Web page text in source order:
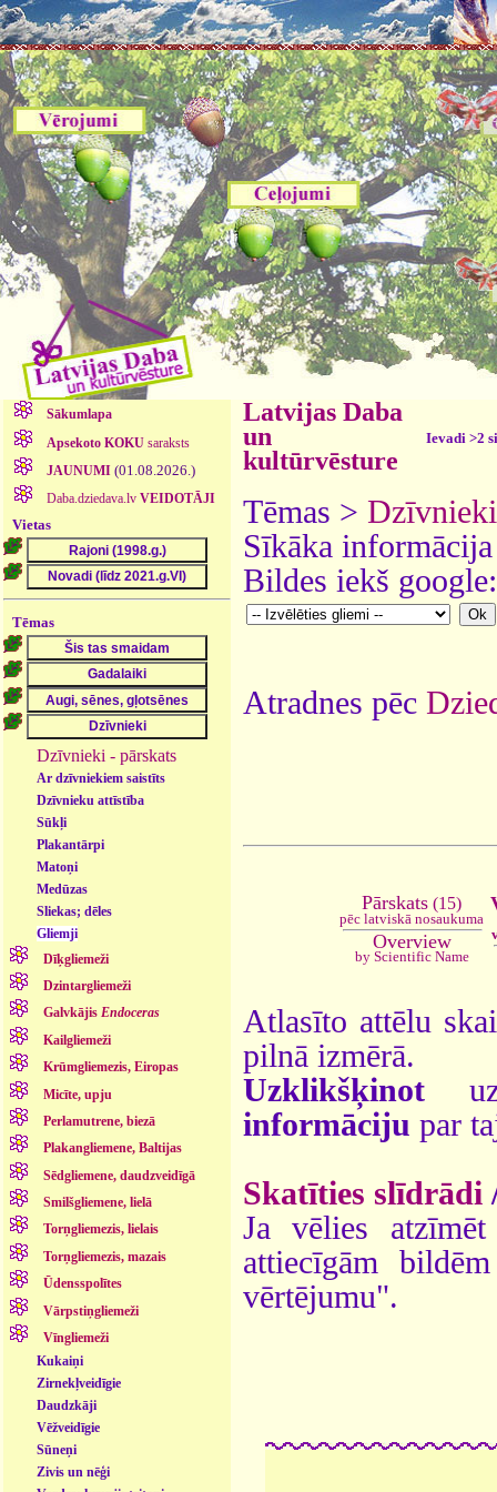
Sākumlapa
Apsekoto KOKUsaraksts
JAUNUMI (01.08.2026.)
Daba.dziedava.lv VEIDOTĀJI
Vietas
Tēmas
Dzīvnieki - pārskats
Ar dzīvniekiem saistīts
Dzīvnieku attīstība
Sūkļi
Plakantārpi
Matoņi
Medūzas
Sliekas; dēles
Gliemji
Dīķgliemeži
Dzintargliemeži
GalvkājisEndoceras
Kailgliemeži
Krūmgliemezis, Eiropas
Micīte, upju
Perlamutrene, biezā
Plakangliemene, Baltijas
Sēdgliemene, daudzveidīgā
Smilšgliemene, lielā
Torņgliemezis, lielais
Torņgliemezis, mazais
Ūdensspolītes
Vārpstiņgliemeži
Vīngliemeži
Kukaiņi
Zirnekļveidīgie
Daudzkāji
Vēžveidīgie
Sūneņi
Zivis un nēģi
Latvijas Daba
un
kultūrvēsture
Ievadi >2
Tēmas > Dzīvnieki
Sīkāka
Bildes iekš
Atradnes pēc
Pārskats (15)
pēc latviskā nosaukuma
Overview
by Scientific Name
Atlasīto attēlu
pilnā izmērā.
Uzklikšķinot
informāciju par
Skatīties slīdrādi
Ja vēlies
attiecīgām
vērtējumu".